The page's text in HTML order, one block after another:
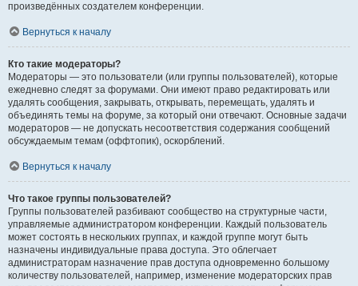
произведённых создателем конференции.
Вернуться к началу
Кто такие модераторы?
Модераторы — это пользователи (или группы пользователей), которые
ежедневно следят за форумами. Они имеют право редактировать или
удалять сообщения, закрывать, открывать, перемещать, удалять и
объединять темы на форуме, за который они отвечают. Основные задачи
модераторов — не допускать несоответствия содержания сообщений
обсуждаемым темам (оффтопик), оскорблений.
Вернуться к началу
Что такое группы пользователей?
Группы пользователей разбивают сообщество на структурные части,
управляемые администратором конференции. Каждый пользователь
может состоять в нескольких группах, и каждой группе могут быть
назначены индивидуальные права доступа. Это облегчает
администраторам назначение прав доступа одновременно большому
количеству пользователей, например, изменение модераторских прав